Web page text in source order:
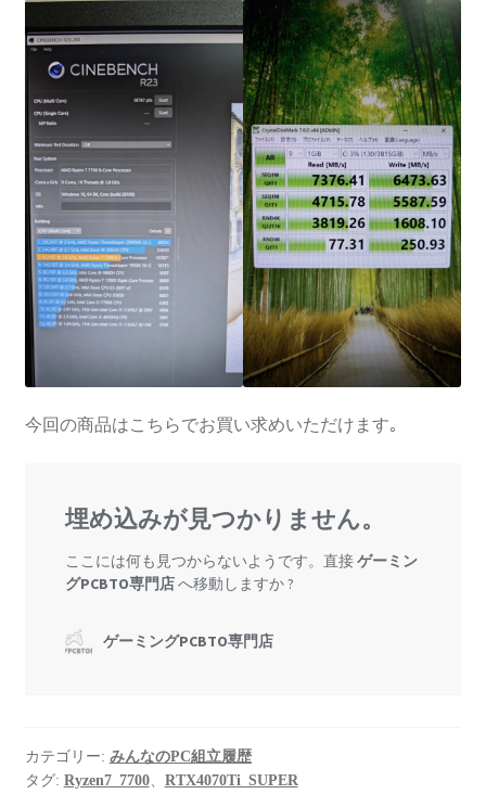
今回の商品はこちらでお買い求めいただけます｡
カテゴリー: みんなのPC組立履歴
タグ: Ryzen7_7700、 RTX4070Ti_SUPER